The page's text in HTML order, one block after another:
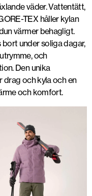
väder. Vattentätt,
TEX håller kylan
värmer behagligt.
under soliga dagar,
och
Den unika
drag och kyla och en
och komfort.